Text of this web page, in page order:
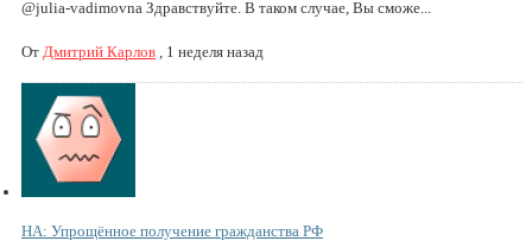
@julia-vadimovna Здравствуйте. В таком случае, Вы сможе...
От Дмитрий Карлов 1 неделя назад
НА: Упрощённое получение гражданства РФ